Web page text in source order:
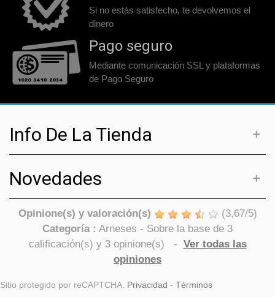
Si no estás satisfecho, te devolvemos el
dinero
Pago seguro
Mediante comunicación SSL y plataformas
de Pago Seguro
Info De La Tienda
Novedades
Opinione(s) y valoración(s) (3,67/5)
Categoría : Arneses - Sobre la base de 3
calificación(s) y 3opinione(s) - Ver todas las
opiniones
Sitio protegido por reCAPTCHA. Privacidad - Términos